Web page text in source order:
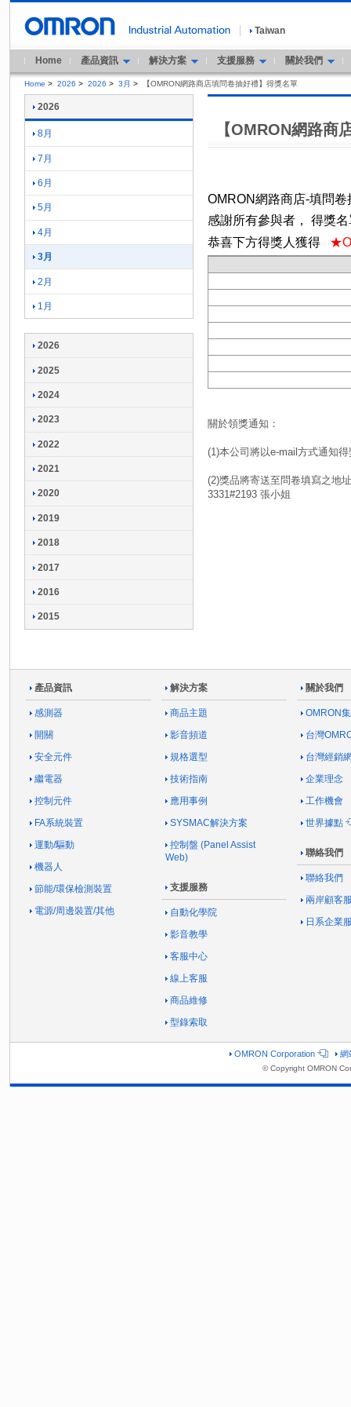
Taiwan
Home 產品資訊 解決方案 支援服務 關於我們
Home > 2026 > 2026 > 3月 > 【OMRON網路商店填問卷抽好禮】得獎名單
【OMRON網路商
OMRON網路商店-填問卷
感謝所有參與者，
得獎
恭喜下方得獎人獲得
關於領獎通知：
(1)本公司將以e-mail方式通知
(2)獎品將寄送至問卷填寫之地
3331#2193 張小姐
2026
8月
7月
6月
5月
4月
3月
2月
1月
2026
2025
2024
2023
2022
2021
2020
2019
2018
2017
2016
2015
產品資訊
感測器
開關
安全元件
繼電器
控制元件
FA系統裝置
運動/驅動
機器人
節能/環保檢測裝置
電源/周邊裝置/其他
解決方案
商品主題
影音頻道
規格選型
技術指南
應用事例
SYSMAC解決方案
控制盤 (Panel Assist
Web)
支援服務
自動化學院
影音教學
客服中心
線上客服
商品維修
型錄索取
關於我們
OMRON
台灣
台灣經銷
企業理念
工作機會
世界據點
聯絡我們
聯絡我們
兩岸顧客
日系企業
OMRON Corporation 網
© Copyright OMRON